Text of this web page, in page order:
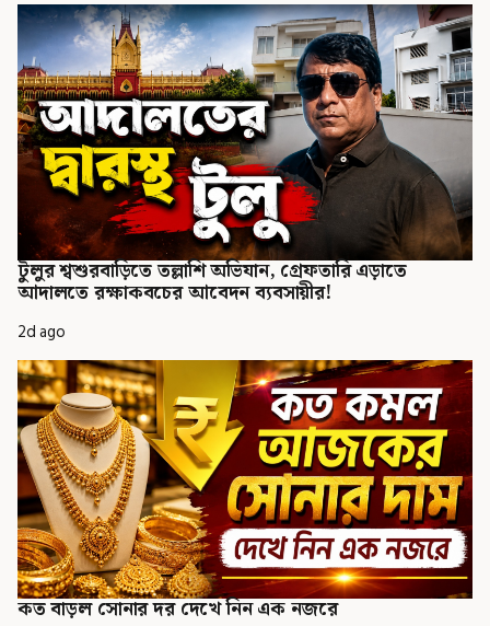
টুলুর শ্বশুরবাড়িতে তল্লাশি অভিযান, গ্রেফতারি এড়াতে
আদালতে রক্ষাকবচের আবেদন ব্যবসায়ীর!
2d ago
কত বাড়ল সোনার দর দেখে নিন এক নজরে